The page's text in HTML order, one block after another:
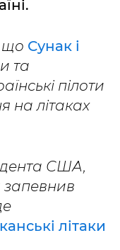
що Сунак і
та
пілоти
на літаках
США,
запевнив
літаки